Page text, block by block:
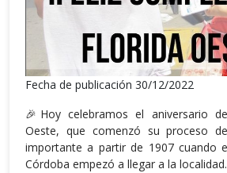
Fecha de publicación 30/12/2022
🎉Hoy celebramos el aniversario
Oeste, que comenzó su proceso
importante a partir de 1907 cuando
Córdoba empezó a llegar a la localidad.